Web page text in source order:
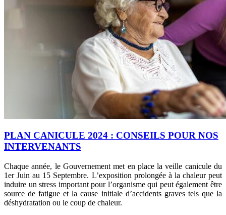
PLAN CANICULE 2024 : CONSEILS POUR NOS
INTERVENANTS
Chaque année, le Gouvernement met en place la veille canicule du
1er Juin au 15 Septembre. L’exposition prolongée à la chaleur peut
induire un stress important pour l’organisme qui peut également être
source de fatigue et la cause initiale d’accidents graves tels que la
déshydratation ou le coup de chaleur.